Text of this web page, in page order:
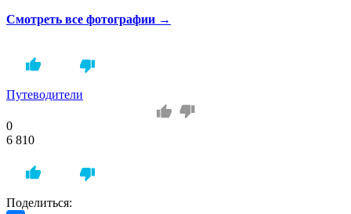
Смотреть все фотографии →
Путеводители
0
6 810
Поделиться: